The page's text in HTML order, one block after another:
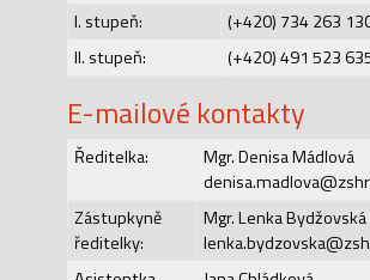
I. stupeň:
(+420) 734 263
II. stupeň:
(+420) 491 523
E-mailové kontakty
Ředitelka:
Mgr. Denisa Mádlová
Zástupkyně
ředitelky:
Mgr. Lenka Bydžovská